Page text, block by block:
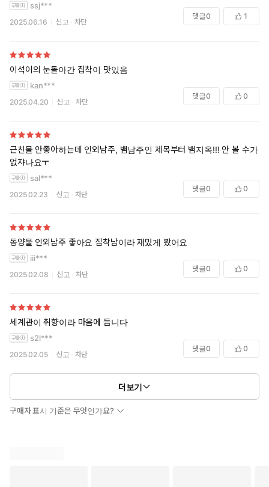
ssj***
2025.06.16 신고 차단
댓글0 1
이석이의 눈돌아간 집착이 맛있음
kan***
2025.04.20 신고 차단
댓글0 0
근친물 안좋아하는데 인외남주, 뱀남주인 제목부터 뱀지옥!!! 안 볼 수가
없쟈나요ㅜ
sal***
2025.02.23 신고 차단
댓글0 0
동양물 인외남주 좋아요 집착남이라 재밌게 봤어요
iii***
2025.02.08 신고 차단
댓글0 0
세계관이 취향이라 마음에 듭니다
s2l***
2025.02.05 신고 차단
댓글0 0
더보기
구매자 표시 기준은 무엇인가요?